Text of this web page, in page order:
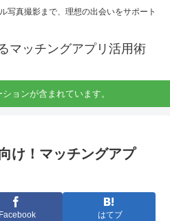
写真撮影まで、理想の出会いをサポート
マッチングアプリ活用術
ョンが含まれています。
け！マッチングアプ
Facebook はてブ